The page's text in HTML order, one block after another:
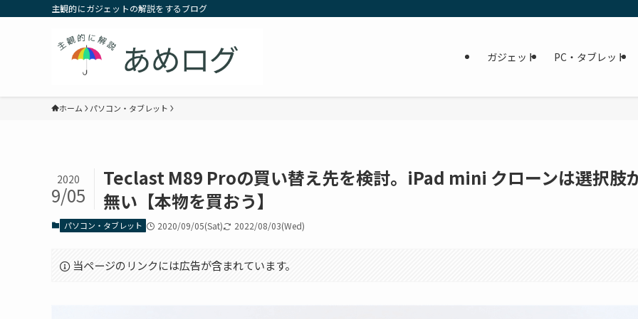
主観的にガジェットの解説をするブログ
ガジェット PC・タブレット
ホーム パソコン・タブレット
Teclast M89 Proの買い替え先を検討。iPad mini クローンは選択肢
無い【本物を買おう】
2020
9/05
パソコン・タブレット 2020/09/05(Sat) 2022/08/03(Wed)
当ページのリンクには広告が含まれています。